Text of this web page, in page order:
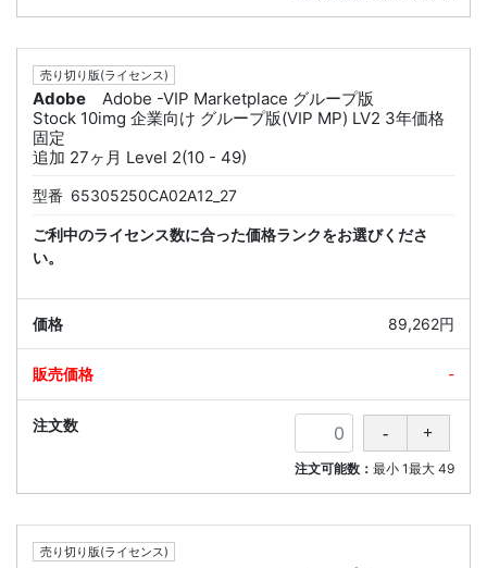
売り切り版(ライセンス)
Adobe
Adobe -VIP Marketplace グループ版
Stock 10img 企業向け グループ版(VIP MP) LV2 3年価格
固定
追加 27ヶ月 Level 2(10 - 49)
型番 65305250CA02A12_27
ご利中のライセンス数に合った価格ランクをお選びくださ
い。
89,262円
-
注文可能数： 最小 1最大 49
売り切り版(ライセンス)